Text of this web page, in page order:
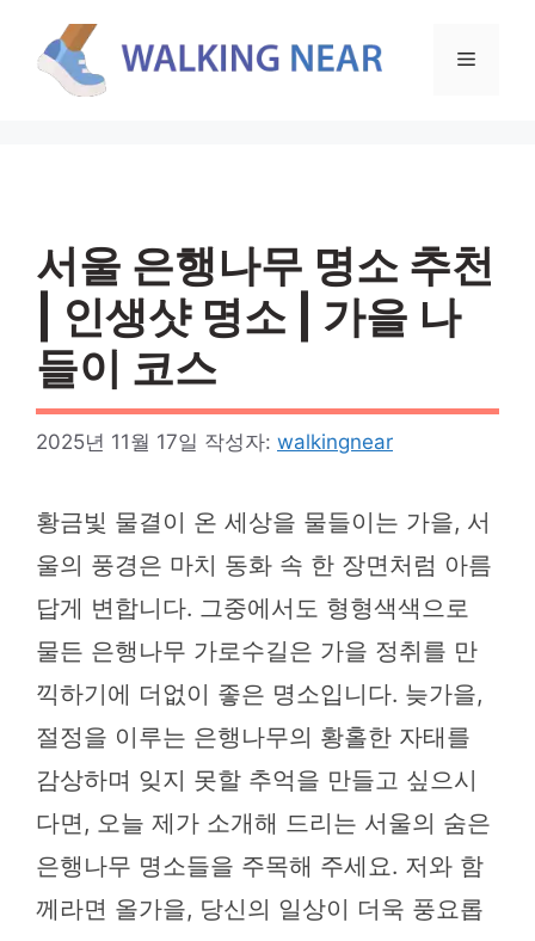
메
서울 은행나무 명소 추천
| 인생샷 명소 | 가을 나
들이 코스
2025년 11월 17일 작성자: walkingnear
황금빛 물결이 온 세상을 물들이는 가을, 서
울의 풍경은 마치 동화 속 한 장면처럼 아름
답게 변합니다. 그중에서도 형형색색으로
물든 은행나무 가로수길은 가을 정취를 만
끽하기에 더없이 좋은 명소입니다. 늦가을,
절정을 이루는 은행나무의 황홀한 자태를
감상하며 잊지 못할 추억을 만들고 싶으시
다면, 오늘 제가 소개해 드리는 서울의 숨은
은행나무 명소들을 주목해 주세요. 저와 함
께라면 올가을, 당신의 일상이 더욱 풍요롭